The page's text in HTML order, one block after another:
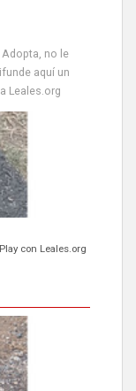
Adopta, no le
aquí un
Leales.org
con Leales.org